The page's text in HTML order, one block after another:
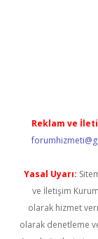
Reklam ve
Yasal Uyarı:
ve İletişim
olarak hizmet
olarak denetleme